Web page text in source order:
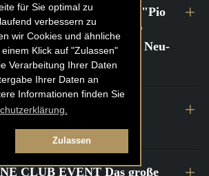
für Sie optimal zu
verbessern zu
wir Cookies und ähnliche
Klick auf "Zulassen"
Verarbeitung Ihrer Daten
Ihrer Daten an
Informationen finden Sie
Zulassen
CLUB Private Dinner "Pio
Frederica Pio Boffa @
Alter Haferkasten, Neu-
| FINE CLUB Travels
Kurztrip
CLUB EVENT Das große